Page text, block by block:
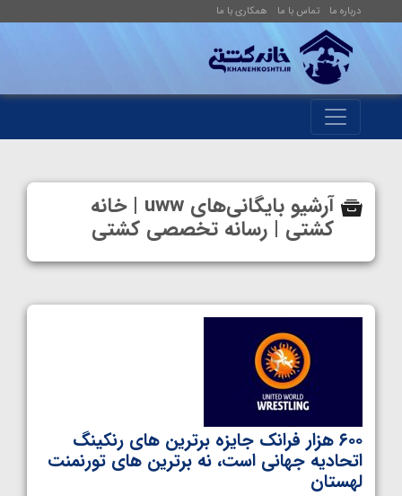
درباره ما تماس با ما همکاری با ما
آرشیو بایگانی‌های uww | خانه
کشتی | رسانه تخصصی کشتی
۶۰۰ هزار فرانک جایزه برترین های رنکینگ
اتحادیه جهانی است، نه برترین های تورنمنت
لهستان